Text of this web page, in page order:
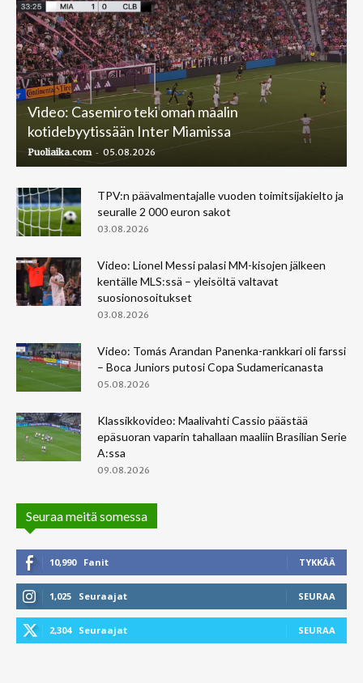
Video: Casemiro teki oman maalin
kotidebyytissään Inter Miamissa
Puoliaika.com - 05.08.2026
TPV:n päävalmentajalle vuoden toimitsijakielto ja
seuralle 2 000 euron sakot
03.08.2026
Video: Lionel Messi palasi MM-kisojen jälkeen
kentälle MLS:ssä – yleisöltä valtavat
suosionosoitukset
03.08.2026
Video: Tomás Arandan Panenka-rankkari oli farssi
– Boca Juniors putosi Copa Sudamericanasta
05.08.2026
Klassikkovideo: Maalivahti Cassio päästää
epäsuoran vaparin tahallaan maaliin Brasilian Serie
A:ssa
09.08.2026
Seuraa meitä somessa
10,990 Fanit TYKKÄÄ
1,025 Seuraajat SEURAA
2,304 Seuraajat SEURAA